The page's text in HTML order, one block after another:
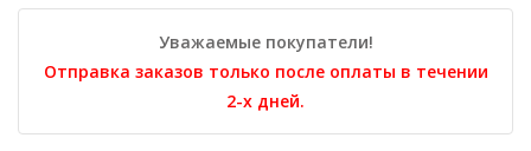
Уважаемые покупатели!
Отправка заказов только после оплаты в течении
2-х дней.